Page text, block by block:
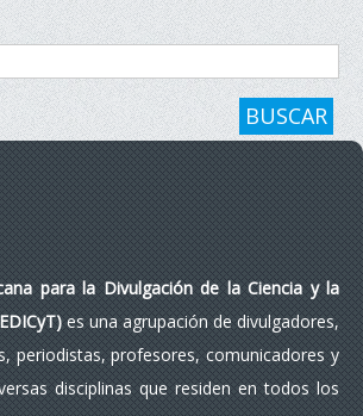
BUSCAR
para la Divulgación de la Ciencia y la
es una agrupación de divulgadores,
periodistas, profesores, comunicadores y
disciplinas que residen en todos los